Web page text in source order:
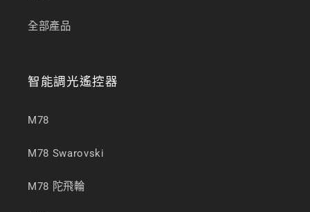
全部產品
智能調光遙控器
M78
M78 Swarovski
M78 陀飛輪